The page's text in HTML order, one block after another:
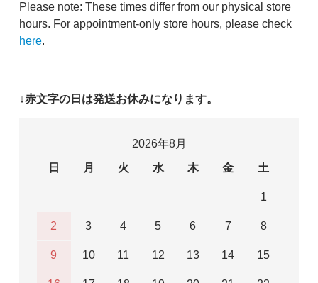
Please note: These times differ from our physical store
hours. For appointment-only store hours, please check
here.
↓赤文字の日は発送お休みになります。
2026年8月
日
月 火 水 木 金 土
1
2 3 4 5 6 7 8
9 10 11 12 13 14 15